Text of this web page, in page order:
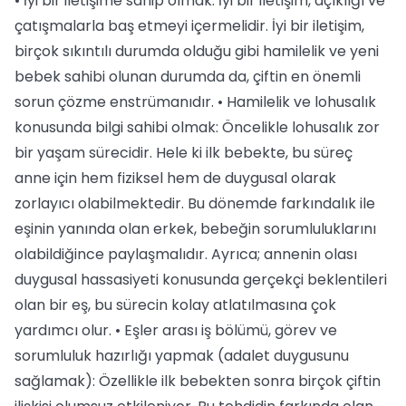
çatışmalarla baş etmeyi içermelidir. İyi bir iletişim,
birçok sıkıntılı durumda olduğu gibi hamilelik ve yeni
bebek sahibi olunan durumda da, çiftin en önemli
sorun çözme enstrümanıdır. • Hamilelik ve lohusalık
konusunda bilgi sahibi olmak: Öncelikle lohusalık zor
bir yaşam sürecidir. Hele ki ilk bebekte, bu süreç
anne için hem fiziksel hem de duygusal olarak
zorlayıcı olabilmektedir. Bu dönemde farkındalık ile
eşinin yanında olan erkek, bebeğin sorumluluklarını
olabildiğince paylaşmalıdır. Ayrıca; annenin olası
duygusal hassasiyeti konusunda gerçekçi beklentileri
olan bir eş, bu sürecin kolay atlatılmasına çok
yardımcı olur. • Eşler arası iş bölümü, görev ve
sorumluluk hazırlığı yapmak (adalet duygusunu
sağlamak): Özellikle ilk bebekten sonra birçok çiftin